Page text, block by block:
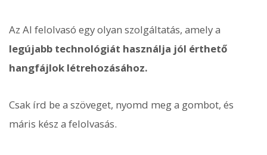
Az AI felolvasó egy olyan szolgáltatás, amely a
legújabb technológiát használja jól érthető
hangfájlok létrehozásához.
Csak írd be a szöveget, nyomd meg a gombot, és
máris kész a felolvasás.